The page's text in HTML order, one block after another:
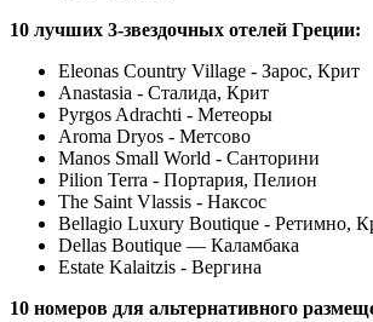
10 лучших 3-звездочных отелей Греции:
Eleonas Country Village - Зарос, Крит
Anastasia - Сталида, Крит
Pyrgos Adrachti - Метеоры
Aroma Dryos - Метсово
Manos Small World - Санторини
Pilion Terra - Портария, Пелион
The Saint Vlassis - Наксос
Bellagio Luxury Boutique - Ретимно,
Dellas Boutique — Каламбака
Estate Kalaitzis - Вергина
10 номеров для альтернативного